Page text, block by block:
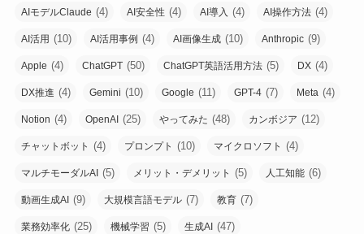
AIモデルClaude (4) AI安全性 (4) AI導入 (4) AI操作方法 (4)
AI活用 (10) AI活用事例 (4) AI画像生成 (10) Anthropic (9)
Apple (4) ChatGPT (50) ChatGPT英語活用方法 (5) DX (4)
DX推進 (4) Gemini (10) Google (11) GPT-4 (7) Meta (4)
Notion (4) OpenAI (25) やってみた (48) カンボジア (12)
チャットボット (4) プロンプト (10) マイクロソフト (4)
マルチモーダルAI (5) メリット・デメリット (5) 人工知能 (6)
動画生成AI (9) 大規模言語モデル (7) 教育 (7)
業務効率化 (25) 機械学習 (5) 生成AI (47)